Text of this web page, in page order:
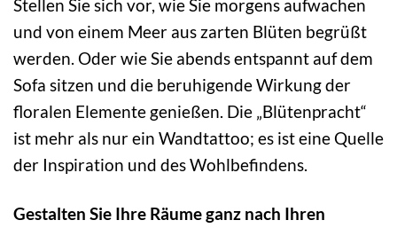
Stellen Sie sich vor, wie Sie morgens aufwachen
und von einem Meer aus zarten Blüten begrüßt
werden. Oder wie Sie abends entspannt auf dem
Sofa sitzen und die beruhigende Wirkung der
floralen Elemente genießen. Die „Blütenpracht“
ist mehr als nur ein Wandtattoo; es ist eine Quelle
der Inspiration und des Wohlbefindens.
Gestalten Sie Ihre Räume ganz nach Ihren